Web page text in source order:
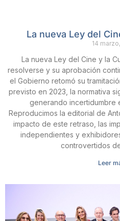
La nueva Ley del
14
La nueva Ley del Cine y la
resolverse y su aprobación
el Gobierno retomó su
previsto en 2023, la normativa
generando incertidumbre
Reproducimos la editorial de
impacto de este retraso, las
independientes y
controvertidos
Leer